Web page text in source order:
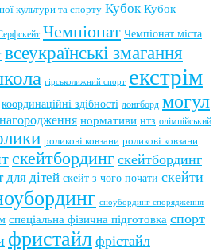
культури та спорту Кубок Кубок
Чемпіонат Чемпіонат міста
всеукраїнські змагання
гірськолижний спорт екстрім
координаційні здібності лонгборд могул
нагородження нормативи нтз олімпійський
роликові ковзани роликові ковзани
скейтбординг скейтбординг
для дітей скейт з чого почати скейти
сноубординг спорядження
спеціальна фізична підготовка спорт
фристайл фрістайл